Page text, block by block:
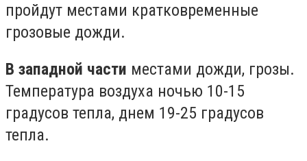
пройдут местами кратковременные
грозовые дожди.
В западной части местами дожди, грозы.
Температура воздуха ночью 10-15
градусов тепла, днем ​​19-25 градусов
тепла.